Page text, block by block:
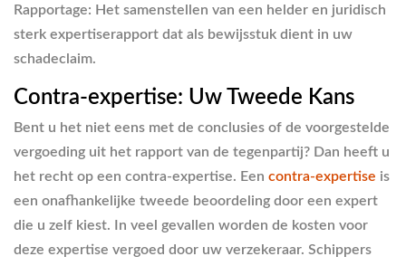
Rapportage: Het samenstellen van een helder en juridisch
sterk expertiserapport dat als bewijsstuk dient in uw
schadeclaim.
Contra-expertise: Uw Tweede Kans
Bent u het niet eens met de conclusies of de voorgestelde
vergoeding uit het rapport van de tegenpartij? Dan heeft u
het recht op een contra-expertise. Een contra-expertise is
een onafhankelijke tweede beoordeling door een expert
die u zelf kiest. In veel gevallen worden de kosten voor
deze expertise vergoed door uw verzekeraar. Schippers